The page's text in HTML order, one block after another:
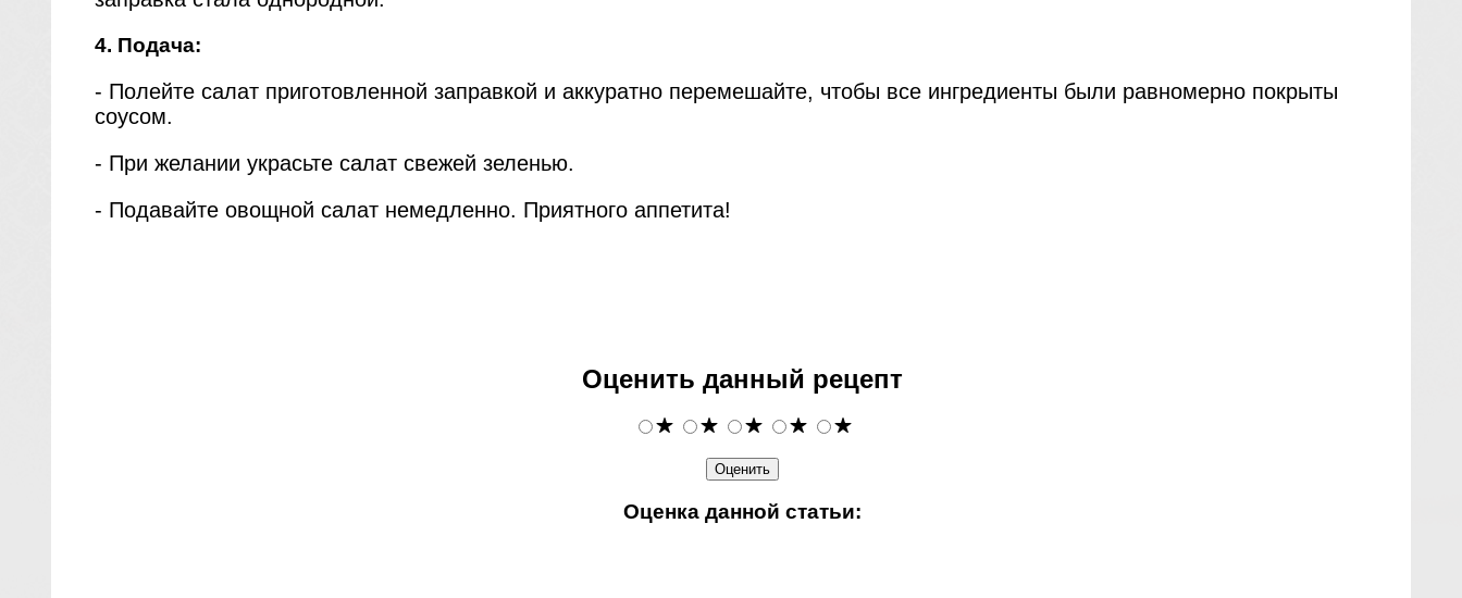
4. Подача:
- Полейте салат приготовленной заправкой и аккуратно перемешайте, чтобы все ингредиенты были равномерно покрыты
соусом.
- При желании украсьте салат свежей зеленью.
- Подавайте овощной салат немедленно. Приятного аппетита!
Оценить данный рецепт
Оценка данной статьи: